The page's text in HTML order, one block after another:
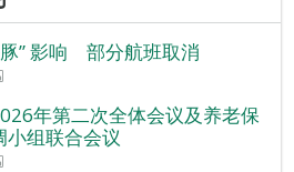
” 影响 部分航班取消
年第二次全体会议及养老保
组联合会议